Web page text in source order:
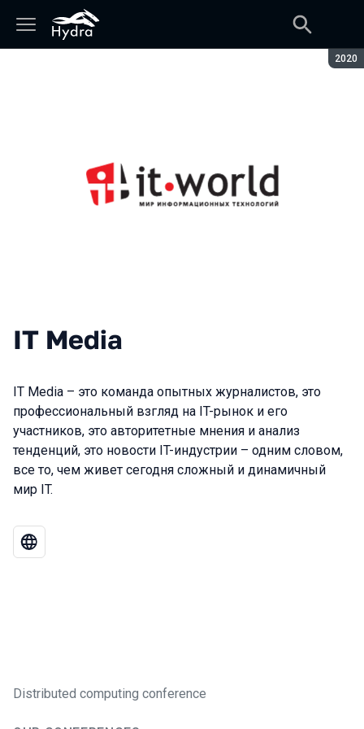
2020
IT Media
IT Media – это команда опытных журналистов, это
профессиональный взгляд на IT-рынок и его
участников, это авторитетные мнения и анализ
тенденций, это новости IT-индустрии – одним словом,
все то, чем живет сегодня сложный и динамичный
мир IT.
Distributed computing conference